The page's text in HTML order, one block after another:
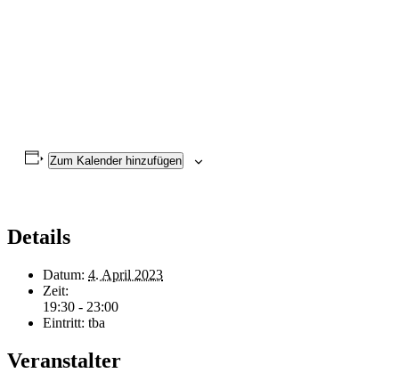
Zum Kalender hinzufügen
Details
Datum: 4. April 2023
Zeit:
19:30 - 23:00
Eintritt: tba
Veranstalter